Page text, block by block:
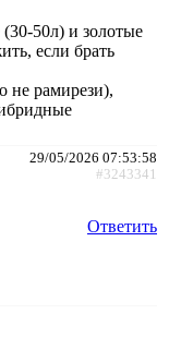
50л) и золотые
если брать
не рамирези),
29/05/2026 07:53:58
#3243341
Ответить